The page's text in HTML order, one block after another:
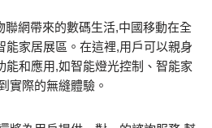
網帶來的數碼生活,中國移動在全
能家居展區。在這裡,用戶可以親身
能和應用,如智能燈光控制、智能家
實際的無縫體驗。